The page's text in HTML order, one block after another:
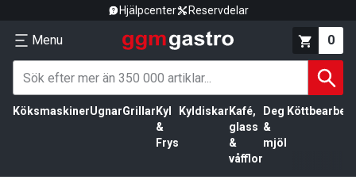
Hjälpcenter Reservdelar
Menu 0
KöksmaskinerUgnarGrillar Kyl
&
Frys
Kyldiskar Kafé,
glass
&
våfflor
Deg
&
mjöl